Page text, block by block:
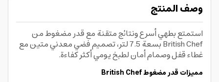
وصف المنتج
استمتع بطهي أسرع ونتائج متقنة مع قدر مضغوط من
British Chef بسعة 7.5 لتر، تصميم فضي معدني متين مع
غطاء قفل وصمام أمان لطبخ يومي أكثر كفاءة.
مميزات قدر مضغوط British Chef